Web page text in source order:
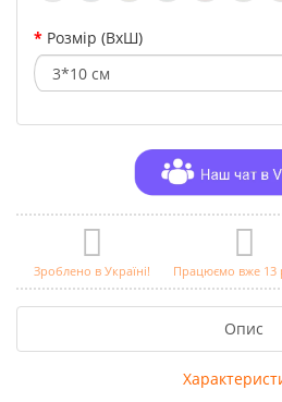
Розмір (ВхШ)
Зроблено в Україні! Працюємо вже 13
Опис